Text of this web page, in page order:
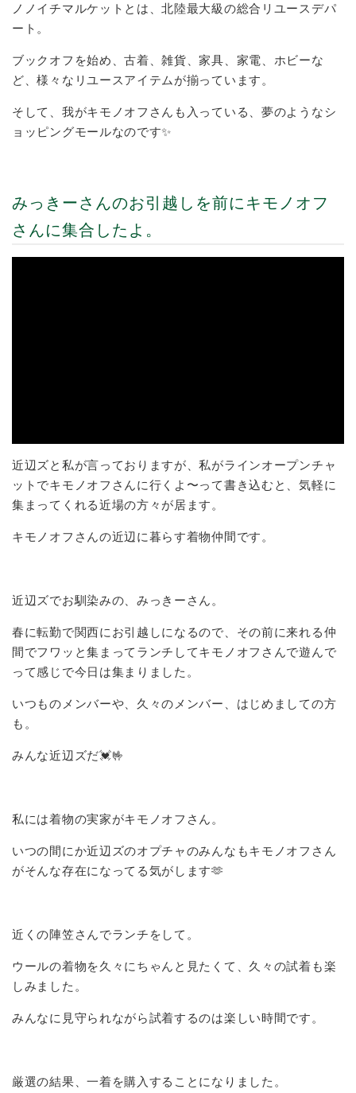
ノノイチマルケットとは、北陸最大級の総合リユースデパ
ート。
ブックオフを始め、古着、雑貨、家具、家電、ホビーな
ど、様々なリユースアイテムが揃っています。
そして、我がキモノオフさんも入っている、夢のようなシ
ョッピングモールなのです✨
みっきーさんのお引越しを前にキモノオフ
さんに集合したよ。
近辺ズと私が言っておりますが、私がラインオープンチャ
ットでキモノオフさんに行くよ〜って書き込むと、気軽に
集まってくれる近場の方々が居ます。
キモノオフさんの近辺に暮らす着物仲間です。
近辺ズでお馴染みの、みっきーさん。
春に転勤で関西にお引越しになるので、その前に来れる仲
間でフワッと集まってランチしてキモノオフさんで遊んで
って感じで今日は集まりました。
いつものメンバーや、久々のメンバー、はじめましての方
も。
みんな近辺ズだ💓🤟
私には着物の実家がキモノオフさん。
いつの間にか近辺ズのオプチャのみんなもキモノオフさん
がそんな存在になってる気がします🫶
近くの陣笠さんでランチをして。
ウールの着物を久々にちゃんと見たくて、久々の試着も楽
しみました。
みんなに見守られながら試着するのは楽しい時間です。
厳選の結果、一着を購入することになりました。